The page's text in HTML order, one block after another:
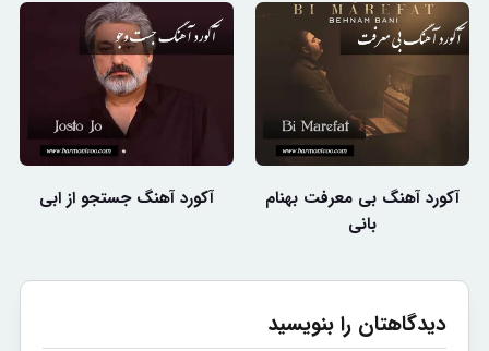
آکورد آهنگ بی معرفت بهنام
بانی
آکورد آهنگ جستجو از ابی
دیدگاهتان را بنویسید